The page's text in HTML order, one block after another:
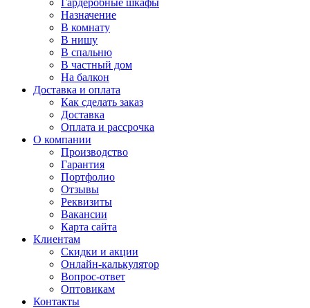
Гардеробные шкафы
Назначение
В комнату
В нишу
В спальню
В частный дом
На балкон
Доставка и оплата
Как сделать заказ
Доставка
Оплата и рассрочка
О компании
Производство
Гарантия
Портфолио
Отзывы
Реквизиты
Вакансии
Карта сайта
Клиентам
Скидки и акции
Онлайн-калькулятор
Вопрос-ответ
Оптовикам
Контакты